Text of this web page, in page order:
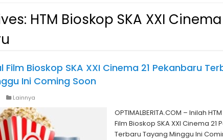
HTM Bioskop SKA XXI Cinema
Film Bioskop SKA XXI Cinema 21 Pekanbaru
Ini Coming Soon
Lainnya
OPTIMALBERITA.COM – Inilah
Film Bioskop SKA XXI Cinema 21
Terbaru Tayang Minggu Ini